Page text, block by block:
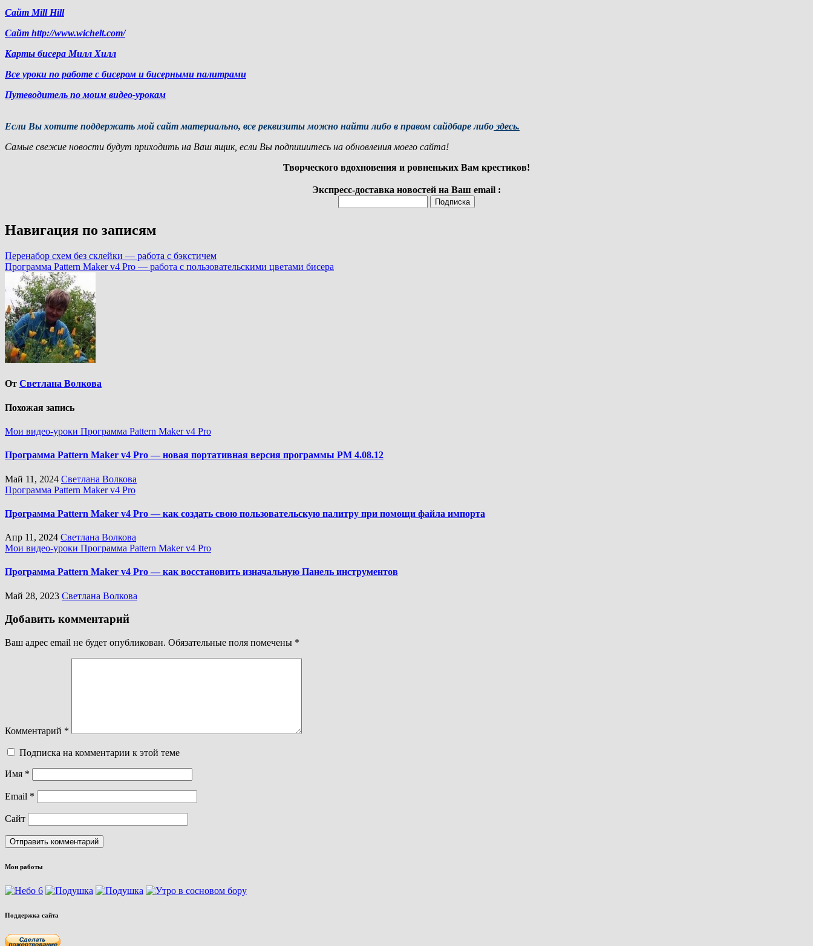
Сайт Mill Hill
Сайт http://www.wichelt.com/
Карты бисера Милл Хилл
Все уроки по работе с бисером и бисерными палитрами
Путеводитель по моим видео-урокам
Если Вы хотите поддержать мой сайт материально, все реквизиты можно найти либо в правом сайдбаре либоздесь.
Самые свежие новости будут приходить на Ваш ящик, если Вы подпишитесь на обновления моего сайта!
Творческого вдохновения и ровненьких Вам крестиков!
Экспресс-доставка новостей на Ваш email :
Навигация по записям
Перенабор схем без склейки — работа с бэкстичем
Программа Pattern Maker v4 Pro — работа с пользовательскими цветами бисера
От Светлана Волкова
Похожая запись
Мои видео-уроки Программа Pattern Maker v4 Pro
Программа Pattern Maker v4 Pro — новая портативная версия программы PM 4.08.12
Май 11, 2024 Светлана Волкова
Программа Pattern Maker v4 Pro
Программа Pattern Maker v4 Pro — как создать свою пользовательскую палитру при помощи файла импорта
Апр 11, 2024 Светлана Волкова
Мои видео-уроки Программа Pattern Maker v4 Pro
Программа Pattern Maker v4 Pro — как восстановить изначальную Панель инструментов
Май 28, 2023 Светлана Волкова
Добавить комментарий
Ваш адрес email не будет опубликован. Обязательные поля помечены *
Комментарий *
Подписка на комментарии к этой теме
Имя *
Email *
Сайт
Мои работы
Поддержка сайта